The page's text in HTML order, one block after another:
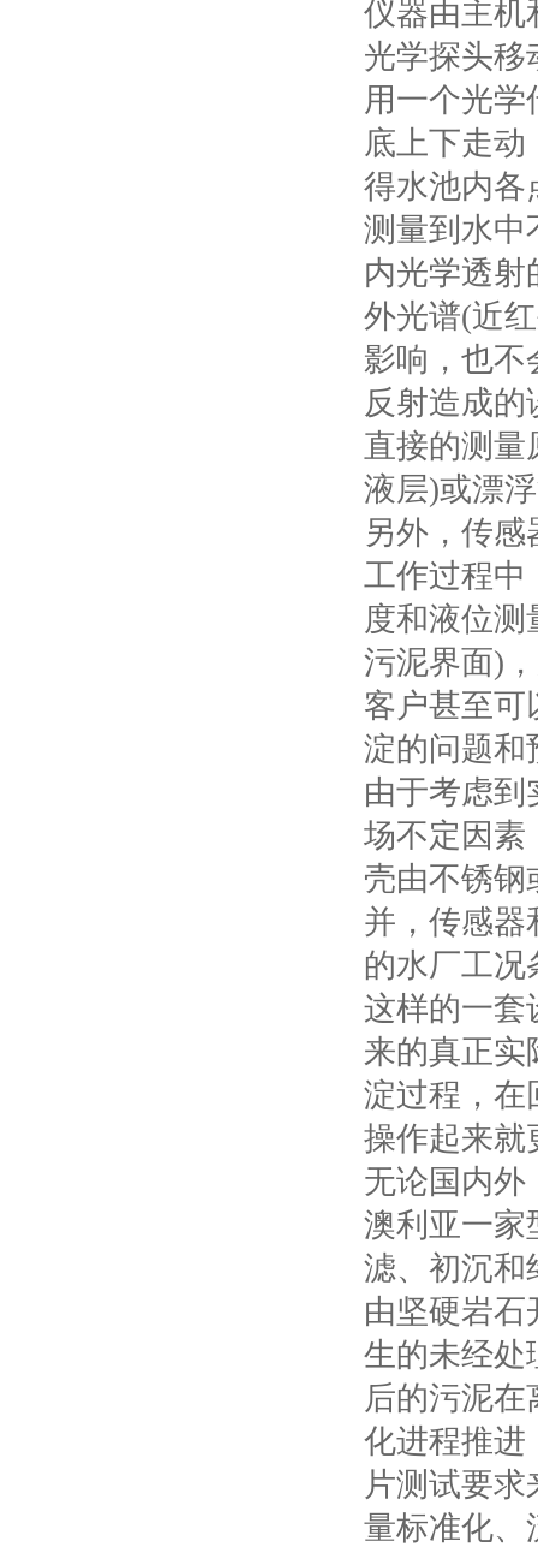
仪器由主机
光学探头移
用一个光
底上下走
得水池内各
测量到水中
内光学透
外光谱(近
影响，也不
反射造成的
直接的测量
液层)或漂
另外，传
工作过程中
度和液位
污泥界面)
客户甚至可
淀的问题和
由于考虑
场不定因素
壳由不锈钢
并，传感器
的水厂工况
这样的一套
来的真正实
淀过程，在
操作起来就
无论国内外
澳利亚一家
滤、初沉和
由坚硬岩石
生的未经处
后的污泥
化进程推进
片测试要
量标准化、